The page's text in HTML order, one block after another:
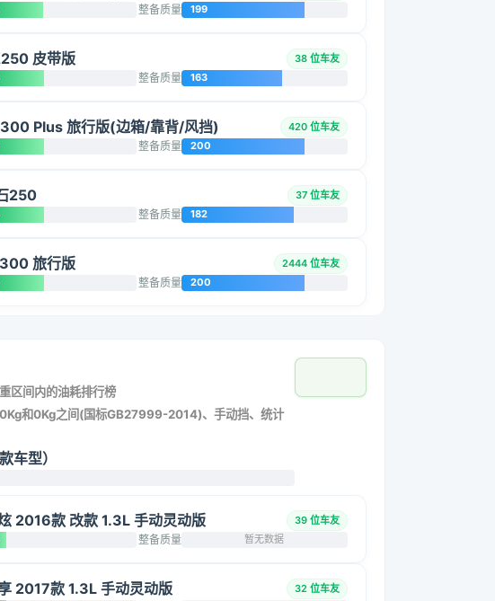
整备质量 199
皮带版 38 位车友
整备质量 163
Plus 旅行版(边箱/靠背/风挡) 420 位车友
整备质量 200
250 37 位车友
整备质量 182
旅行版 2444 位车友
整备质量 200
区间内的油耗排行榜
和0Kg之间(国标GB27999-2014)、手动挡、统计
车型）
2016款 改款 1.3L 手动灵动版 39 位车友
整备质量 暂无数据
2017款 1.3L 手动灵动版 32 位车友